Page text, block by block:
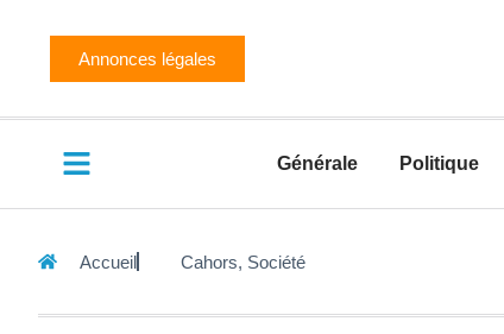
Annonces légales
Générale Politique
Accueil Cahors, Société